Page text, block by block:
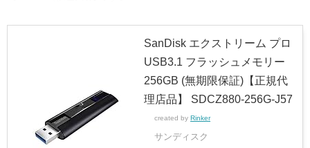
SanDisk エクストリーム プロ
USB3.1 フラッシュメモリー
256GB (無期限保証)【正規代
理店品】 SDCZ880-256G-J57
created by Rinker
サンディスク